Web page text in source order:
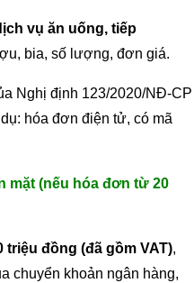
vụ ăn uống, tiếp
bia, số lượng, đơn giá.
Nghị định 123/2020/NĐ-CP
hóa đơn điện tử, có mã
mặt (nếu hóa đơn từ 20
triệu đồng (đã gồm VAT),
chuyển khoản ngân hàng,